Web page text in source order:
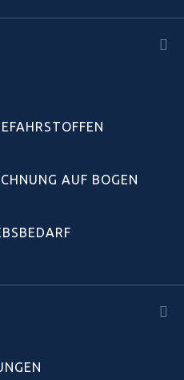
AUF BOGEN